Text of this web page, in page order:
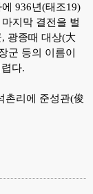
936년(태조19)
지막 결전을 벌
광종때 대상(大
군 등의 이름이
다.
촌리에 준성관(俊